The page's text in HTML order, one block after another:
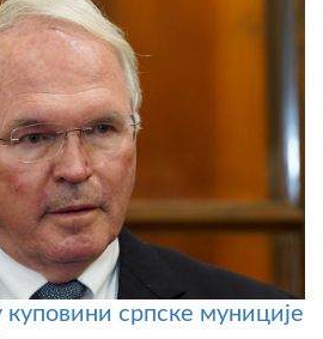
српске муниције